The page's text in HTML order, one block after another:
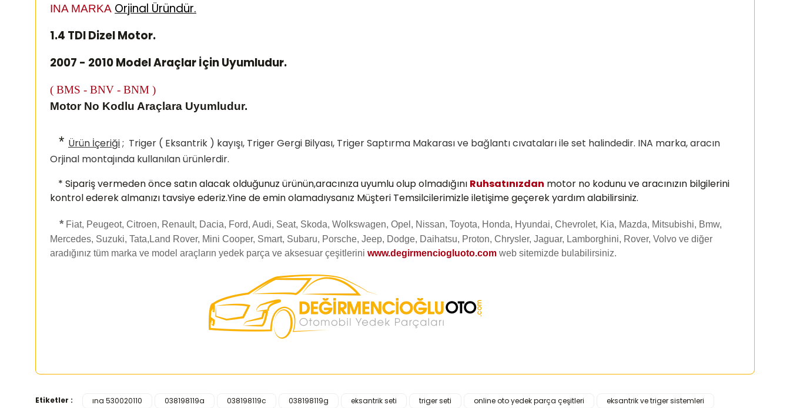
INA MARKA Orjinal Üründür.
1.4 TDI Dizel Motor.
2007 - 2010 Model Araçlar İçin Uyumludur.
( BMS - BNV - BNM )
Motor No Kodlu Araçlara Uyumludur.
* Ürün İçeriği; Triger ( Eksantrik ) kayışı, Triger Gergi Bilyası, Triger Saptırma Makarası ve bağlantı cıvataları ile set halindedir. INA marka, aracın
Orjinal montajında kullanılan ürünlerdir.
* Sipariş vermeden önce satın alacak olduğunuz ürünün,aracınıza uyumlu olup olmadığını Ruhsatınızdan motor no kodunu ve aracınızın bilgilerini
kontrol ederek almanızı tavsiye ederiz.Yine de emin olamadıysanız Müşteri Temsilcilerimizle iletişime geçerek yardım alabilirsiniz.
* Fiat, Peugeot, Citroen, Renault, Dacia, Ford, Audi, Seat, Skoda, Wolkswagen, Opel, Nissan, Toyota, Honda, Hyundai, Chevrolet, Kia, Mazda, Mitsubishi, Bmw,
Mercedes, Suzuki, Tata,Land Rover, Mini Cooper, Smart, Subaru, Porsche, Jeep, Dodge, Daihatsu, Proton, Chrysler, Jaguar, Lamborghini, Rover, Volvo ve diğer
aradığınız tüm marka ve model araçların yedek parça ve aksesuar çeşitlerini www.degirmenciogluoto.com web sitemizde bulabilirsiniz.
Etiketler : ına 530020110 038198119a 038198119c 038198119g eksantrik seti triger seti online oto yedek parça çeşitleri
eksantrik ve triger sistemleri